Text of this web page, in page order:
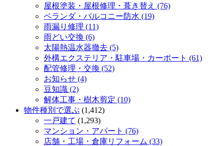
屋根塗装・屋根修理・葺き替え (76)
ベランダ・バルコニー防水 (19)
雨漏り修理 (11)
雨どい交換 (6)
太陽熱温水器撤去 (5)
外構エクステリア・駐車場・カーポート (61)
配管修理・交換 (52)
お知らせ (4)
豆知識 (2)
解体工事・樹木剪定 (10)
物件種別で選ぶ (1,412)
一戸建て (1,293)
マンション・アパート (76)
店舗・工場・倉庫リフォーム (33)